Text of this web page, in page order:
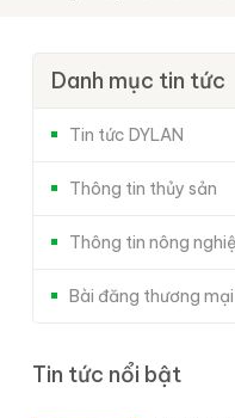
Danh mục tin tức
Tin tức DYLAN
Thông tin thủy sản
Thông tin nông
Bài đăng thương mại
Tin tức nổi bật